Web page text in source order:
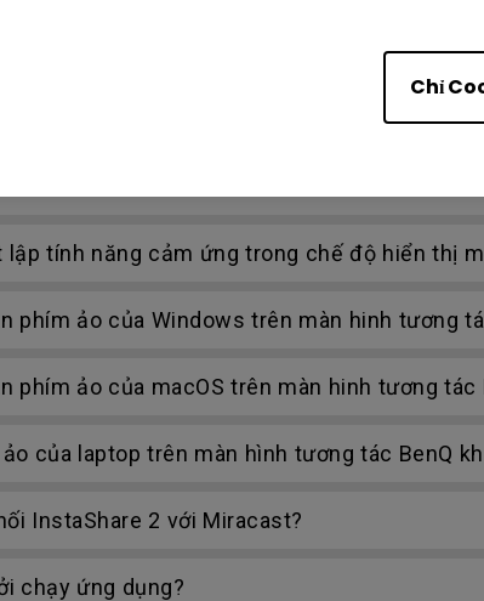
Chỉ
với tài khoản Hệ thống Quản lý Tài khoản
ra khỏi DMS (Giải pháp quản lý thiết bị) của
tính năng cảm ứng trong chế độ hiển thị
phím ảo của Windows trên màn hinh tương
phím ảo của macOS trên màn hinh tương tác
của laptop trên màn hình tương tác BenQ
InstaShare 2 với Miracast?
chạy ứng dụng?